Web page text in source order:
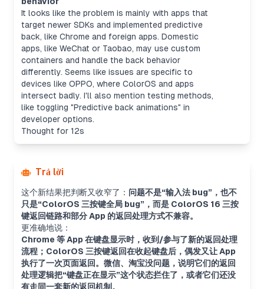
It looks like the problem is mainly with apps that
target newer SDKs and implemented predictive
back, like Chrome and foreign apps. Domestic
apps, like WeChat or Taobao, may use custom
containers and handle the back behavior
differently. Seems like issues are specific to
devices like OPPO, where ColorOS and apps
intersect badly. I'll also mention testing methods,
like toggling "Predictive back animations" in
developer options.
Thought for 12s
Trả lời
这个新结果把判断又收窄了： 问题不是“输入法 bug”，也不
只是“ColorOS 三按键全局 bug”，而是 ColorOS 16 三按
键返回链路和部分 App 的返回处理方式不兼容。
更准确地说：
Chrome 等 App 在键盘显示时，收到/参与了新的返回处理
流程；ColorOS 三按键返回在收起键盘后，偶发又让 App
执行了一次页面返回。微信、淘宝没问题，说明它们的返回
处理逻辑把“键盘正在显示”这个状态拦住了，或者它们还没
有走同一套新的返回机制。